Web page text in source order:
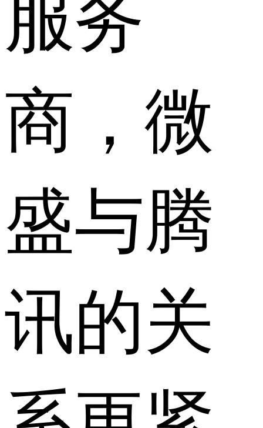
商，微
盛与腾
讯的关